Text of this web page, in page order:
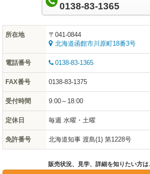
0138-83-1365
所在地
〒041-0844
北海道函館市川原町18番3号
電話番号 0138-83-1365
FAX番号 0138-83-1375
受付時間 9:00～18:00
定休日 毎週 水曜・土曜
免許番号 北海道知事 渡島(1) 第1228号
販売状況、見学、詳細を知りたい方は